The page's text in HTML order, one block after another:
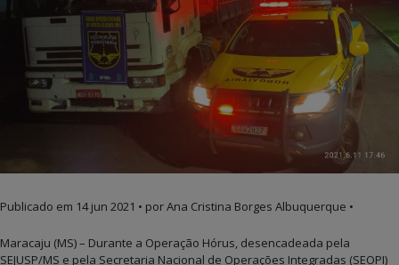
Publicado em 14 jun 2021 • por Ana Cristina Borges Albuquerque •
Maracaju (MS) – Durante a Operação Hórus, desencadeada pela
SEJUSP/MS e pela Secretaria Nacional de Operações Integradas (SEOPI)